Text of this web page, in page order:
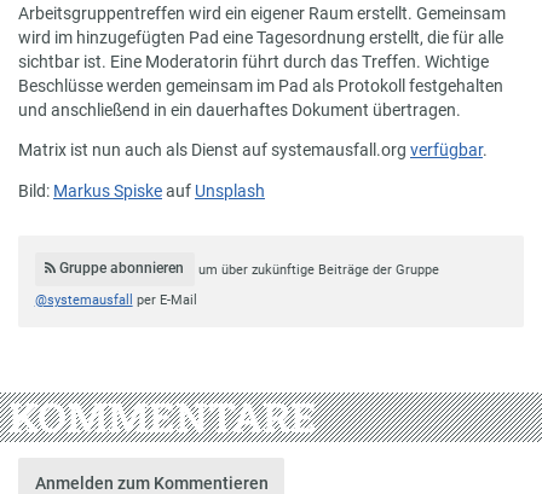
Arbeitsgruppentreffen wird ein eigener Raum erstellt. Gemeinsam
wird im hinzugefügten Pad eine Tagesordnung erstellt, die für alle
sichtbar ist. Eine Moderatorin führt durch das Treffen. Wichtige
Beschlüsse werden gemeinsam im Pad als Protokoll festgehalten
und anschließend in ein dauerhaftes Dokument übertragen.
Matrix ist nun auch als Dienst auf systemausfall.org verfügbar.
Bild: Markus Spiskeauf Unsplash
Gruppe abonnieren
um über zukünftige Beiträge der Gruppe
@systemausfall
per E-Mail
KOMMENTARE
Anmelden zum Kommentieren